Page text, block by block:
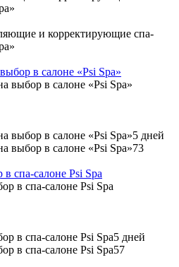
в салоне «Psi Spa»
5 дней
73
спа-салоне Psi Spa
5 дней
57